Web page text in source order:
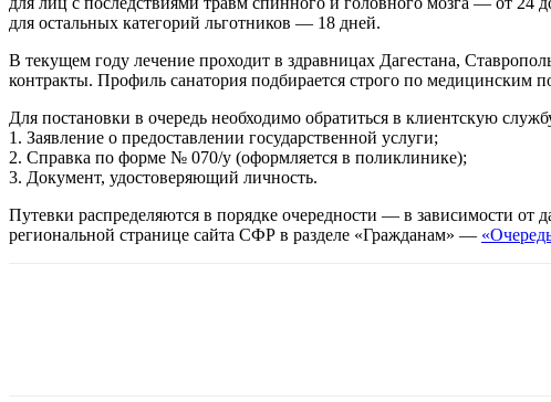
для остальных категорий льготников — 18 дней.
В текущем году лечение проходит в здравницах Дагестана,
контракты. Профиль санатория подбирается строго по медицинским
Для постановки в очередь необходимо обратиться в клиентскую
1. Заявление о предоставлении государственной услуги;
2. Справка по форме № 070/у (оформляется в поликлинике);
3. Документ, удостоверяющий личность.
Путевки распределяются в порядке очередности — в зависимости от
региональной странице сайта СФР в разделе «Гражданам» —